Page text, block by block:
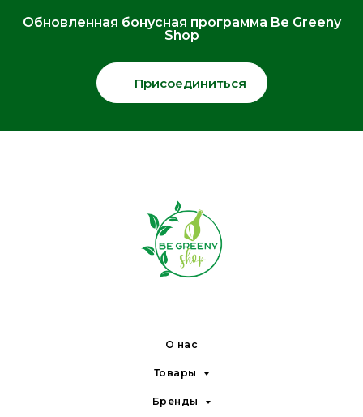
Обновленная бонусная программа Be Greeny
Shop
Присоединиться
О нас
Товары
Бренды